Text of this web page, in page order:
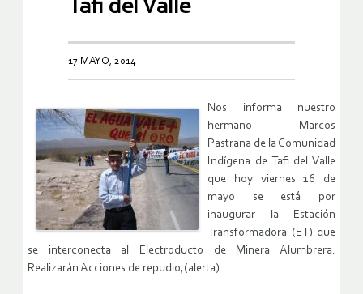
Tafi del Valle
17 MAYO, 2014
Nos informa nuestro
hermano Marcos
Pastrana de la Comunidad
Indígena de Tafi del Valle
que hoy viernes 16 de
mayo se está por
inaugurar la Estación
Transformadora (ET) que
se interconecta al Electroducto de Minera Alumbrera.
Realizarán Acciones de repudio,(alerta).